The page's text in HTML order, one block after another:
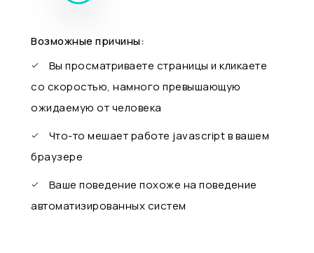
Возможные причины:
Вы просматриваете страницы и кликаете
со скоростью, намного превышающую
ожидаемую от человека
Что-то мешает работе javascript в вашем
браузере
Ваше поведение похоже на поведение
автоматизированных систем